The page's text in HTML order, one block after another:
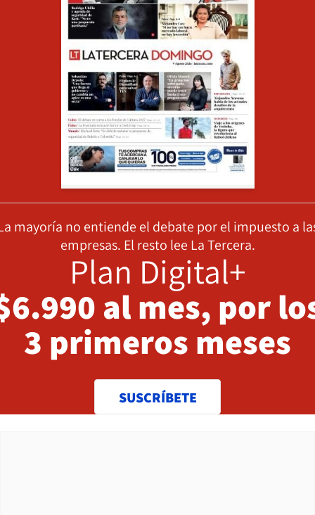
mayoría no entiende el debate por el impuesto a
empresas. El resto lee La Tercera.
Plan Digital+
al mes, por
3 primeros meses
SUSCRÍBETE